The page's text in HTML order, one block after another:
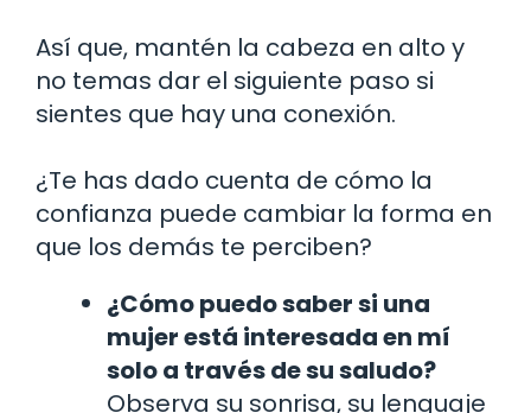
Así que, mantén la cabeza en alto y
no temas dar el siguiente paso si
sientes que hay una conexión.
¿Te has dado cuenta de cómo la
confianza puede cambiar la forma en
que los demás te perciben?
¿Cómo puedo saber si una
mujer está interesada en mí
solo a través de su saludo?
Observa su sonrisa, su lenguaje